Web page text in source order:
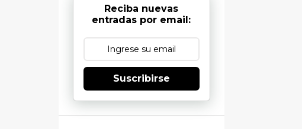
Reciba nuevas
entradas por email:
Suscribirse